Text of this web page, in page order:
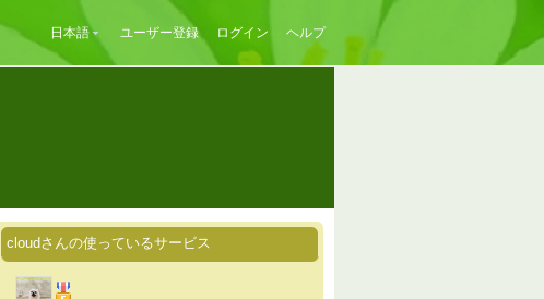
日本語 ユーザー登録 ログイン ヘルプ
cloudさんの使っているサービス